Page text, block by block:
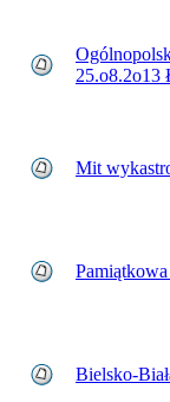
25.o8.2o13
Mit
Bielsko-